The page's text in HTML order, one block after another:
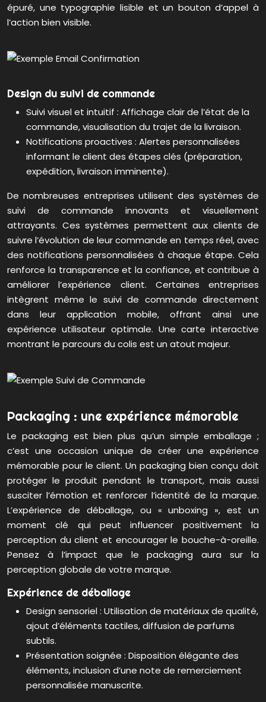
épuré, une typographie lisible et un bouton d’appel à
l’action bien visible.
Design du suivi de commande
Suivi visuel et intuitif : Affichage clair de l’état de la
commande, visualisation du trajet de la livraison.
Notifications proactives : Alertes personnalisées
informant le client des étapes clés (préparation,
expédition, livraison imminente).
De nombreuses entreprises utilisent des systèmes de
suivi de commande innovants et visuellement
attrayants. Ces systèmes permettent aux clients de
suivre l’évolution de leur commande en temps réel, avec
des notifications personnalisées à chaque étape. Cela
renforce la transparence et la confiance, et contribue à
améliorer l’expérience client. Certaines entreprises
intègrent même le suivi de commande directement
dans leur application mobile, offrant ainsi une
expérience utilisateur optimale. Une carte interactive
montrant le parcours du colis est un atout majeur.
Packaging : une expérience mémorable
Le packaging est bien plus qu’un simple emballage ;
c’est une occasion unique de créer une expérience
mémorable pour le client. Un packaging bien conçu doit
protéger le produit pendant le transport, mais aussi
susciter l’émotion et renforcer l’identité de la marque.
L’expérience de déballage, ou « unboxing », est un
moment clé qui peut influencer positivement la
perception du client et encourager le bouche-à-oreille.
Pensez à l’impact que le packaging aura sur la
perception globale de votre marque.
Expérience de déballage
Design sensoriel : Utilisation de matériaux de qualité,
ajout d’éléments tactiles, diffusion de parfums
subtils.
Présentation soignée : Disposition élégante des
éléments, inclusion d’une note de remerciement
personnalisée manuscrite.